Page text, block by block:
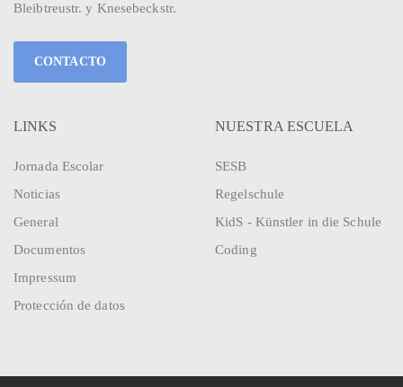
Bleibtreustr. y Knesebeckstr.
CONTACTO
LINKS
Jornada Escolar
Noticias
General
Documentos
Impressum
Protección de datos
NUESTRA ESCUELA
SESB
Regelschule
KidS - Künstler in die Schule
Coding